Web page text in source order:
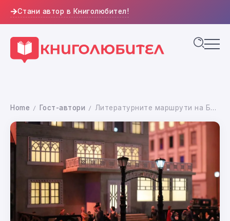
Стани автор в Книголюбител!
Home / Гост-автори / Литературните маршрути на Берлин – да вдишваш идеи и да издишваш думи